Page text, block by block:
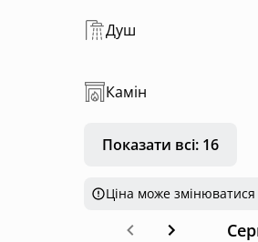
Душ
Камін
Показати всі: 16
Ціна може змінюватися